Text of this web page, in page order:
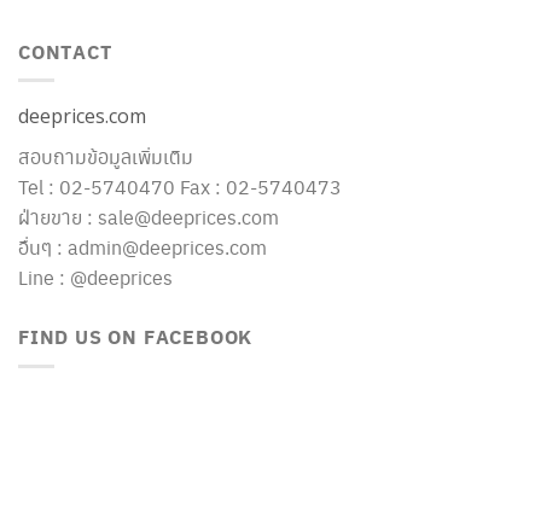
CONTACT
deeprices.com
สอบถามข้อมูลเพิ่มเติม
Tel : 02-5740470 Fax : 02-5740473
ฝ่ายขาย : sale@deeprices.com
อื่นๆ : admin@deeprices.com
Line : @deeprices
FIND US ON FACEBOOK